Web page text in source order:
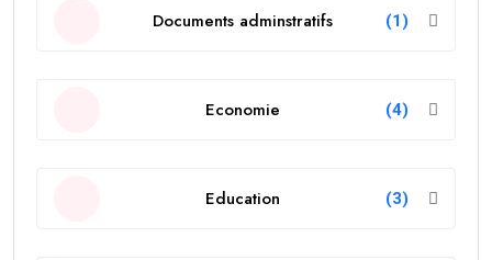
Documents adminstratifs (1)
Economie (4)
Education (3)